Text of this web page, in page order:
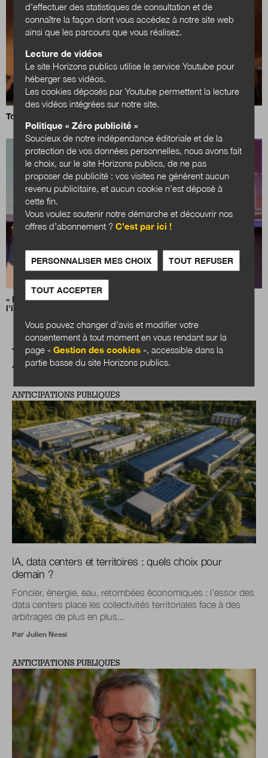
Tour d’horizon des IA métiers dans l’Etat
« Notre IA », le plan du gouvernement pour déployer
l'intelligence artificielle
A LIRE AUSSI
ANTICIPATIONS PUBLIQUES
IA, data centers et territoires : quels choix pour
demain ?
Foncier, énergie, eau, retombées économiques : l’essor des
data centers place les collectivités territoriales face à des
arbitrages de plus en plus...
Par Julien Nessi
ANTICIPATIONS PUBLIQUES
d’effectuer des statistiques de consultation et de
connaître la façon dont vous accédez à notre site web
ainsi que les parcours que vous réalisez.
Lecture de vidéos
Le site Horizons publics utilise le service Youtube pour
héberger ses vidéos.
Les cookies déposés par Youtube permettent la lecture
des vidéos intégrées sur notre site.
Politique « Zéro publicité »
Soucieux de notre indépendance éditoriale et de la
protection de vos données personnelles, nous avons fait
le choix, sur le site Horizons publics, de ne pas
proposer de publicité : vos visites ne génèrent aucun
revenu publicitaire, et aucun cookie n’est déposé à
cette fin.
Vous voulez soutenir notre démarche et découvrir nos
offres d’abonnement ?C’est par ici !
PERSONNALISER MES CHOIX TOUT REFUSER
TOUT ACCEPTER
Vous pouvez changer d’avis et modifier votre
consentement à tout moment en vous rendant sur la
page «Gestion des cookies », accessible dans la
partie basse du site Horizons publics.